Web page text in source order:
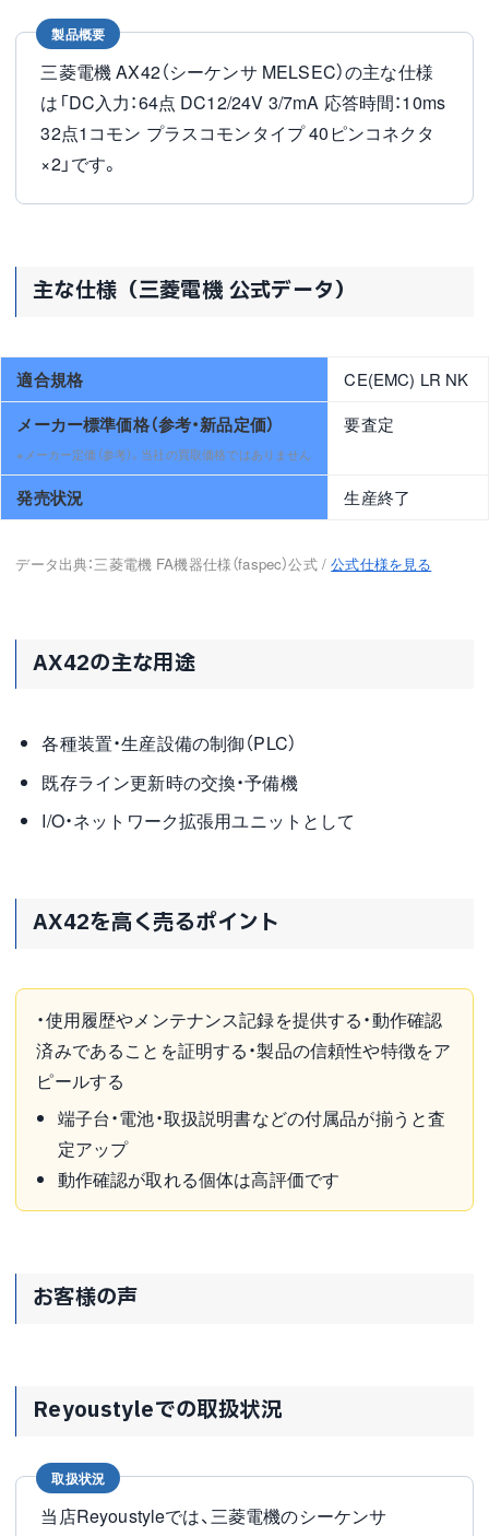
製品概要
三菱電機 AX42（シーケンサ MELSEC）の主な仕様
は「DC入力：64点 DC12/24V 3/7mA 応答時間：10ms
32点1コモン プラスコモンタイプ 40ピンコネクタ
×2」です。
主な仕様（三菱電機 公式データ）
適合規格 CE(EMC) LR NK
メーカー標準価格（参考・新品定価）
※メーカー定価（参考）。当社の買取価格ではありません
要査定
発売状況 生産終了
データ出典：三菱電機 FA機器仕様（faspec）公式 /公式仕様を見る
AX42の主な用途
各種装置・生産設備の制御（PLC）
既存ライン更新時の交換・予備機
I/O・ネットワーク拡張用ユニットとして
AX42を高く売るポイント
・使用履歴やメンテナンス記録を提供する・動作確認
済みであることを証明する・製品の信頼性や特徴をア
ピールする
端子台・電池・取扱説明書などの付属品が揃うと査
定アップ
動作確認が取れる個体は高評価です
お客様の声
Reyoustyleでの取扱状況
取扱状況
当店Reyoustyleでは、三菱電機のシーケンサ